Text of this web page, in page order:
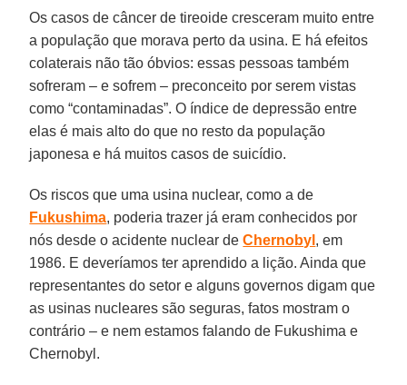
Os casos de câncer de tireoide cresceram muito entre
a população que morava perto da usina. E há efeitos
colaterais não tão óbvios: essas pessoas também
sofreram – e sofrem – preconceito por serem vistas
como “contaminadas”. O índice de depressão entre
elas é mais alto do que no resto da população
japonesa e há muitos casos de suicídio.
Os riscos que uma usina nuclear, como a de
Fukushima, poderia trazer já eram conhecidos por
nós desde o acidente nuclear deChernobyl , em
1986. E deveríamos ter aprendido a lição. Ainda que
representantes do setor e alguns governos digam que
as usinas nucleares são seguras, fatos mostram o
contrário – e nem estamos falando de Fukushima e
Chernobyl.